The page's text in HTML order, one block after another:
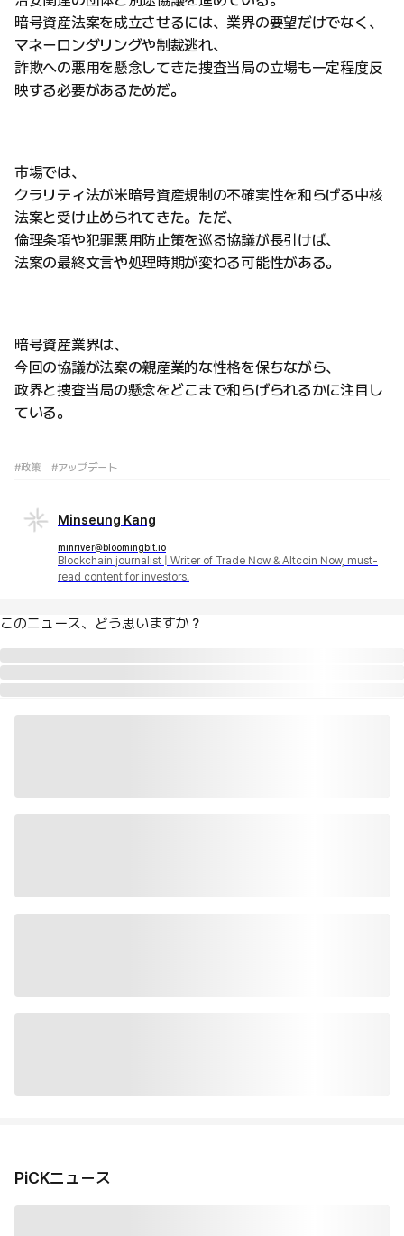
暗号資産法案を成立させるには、業界の要望だけでなく、
マネーロンダリングや制裁逃れ、
詐欺への悪用を懸念してきた捜査当局の立場も一定程度反
映する必要があるためだ。
市場では、
クラリティ法が米暗号資産規制の不確実性を和らげる中核
法案と受け止められてきた。ただ、
倫理条項や犯罪悪用防止策を巡る協議が長引けば、
法案の最終文言や処理時期が変わる可能性がある。
暗号資産業界は、
今回の協議が法案の親産業的な性格を保ちながら、
政界と捜査当局の懸念をどこまで和らげられるかに注目し
ている。
#政策 #アップデート
Minseung Kang
minriver@bloomingbit.io
Blockchain journalist | Writer of Trade Now & Altcoin Now, must-
read content for investors.
このニュース、どう思いますか？
PiCKニュース